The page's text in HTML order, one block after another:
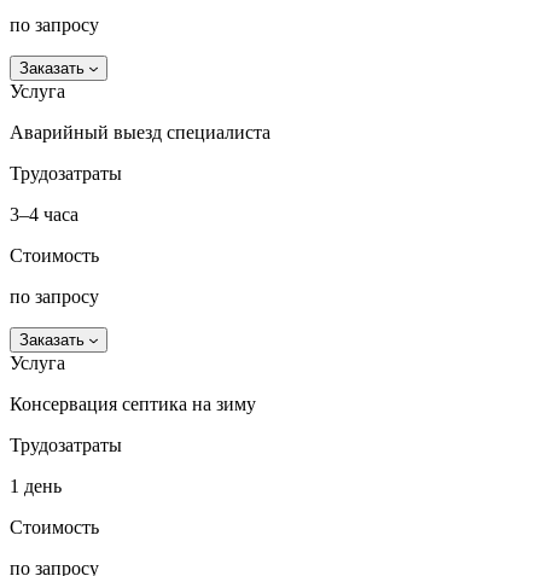
по запросу
Заказать
Услуга
Аварийный выезд специалиста
Трудозатраты
3–4 часа
Стоимость
по запросу
Заказать
Услуга
Консервация септика на зиму
Трудозатраты
1 день
Стоимость
по запросу